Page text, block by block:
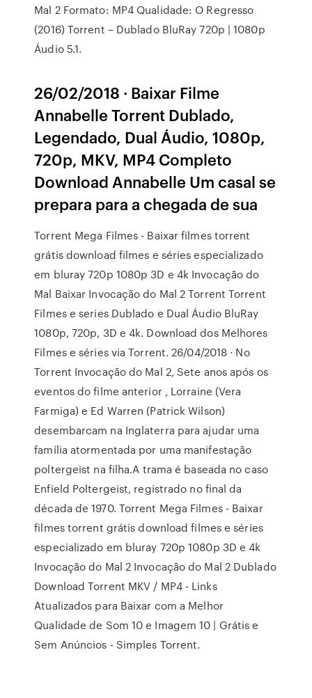
Mal 2 Formato: MP4 Qualidade: O Regresso
(2016) Torrent – Dublado BluRay 720p | 1080p
Áudio 5.1.
26/02/2018 · Baixar Filme
Annabelle Torrent Dublado,
Legendado, Dual Áudio, 1080p,
720p, MKV, MP4 Completo
Download Annabelle Um casal se
prepara para a chegada de sua
Torrent Mega Filmes - Baixar filmes torrent
grátis download filmes e séries especializado
em bluray 720p 1080p 3D e 4k Invocação do
Mal Baixar Invocação do Mal 2 Torrent Torrent
Filmes e series Dublado e Dual Áudio BluRay
1080p, 720p, 3D e 4k. Download dos Melhores
Filmes e séries via Torrent. 26/04/2018 · No
Torrent Invocação do Mal 2, Sete anos após os
eventos do filme anterior , Lorraine (Vera
Farmiga) e Ed Warren (Patrick Wilson)
desembarcam na Inglaterra para ajudar uma
família atormentada por uma manifestação
poltergeist na filha.A trama é baseada no caso
Enfield Poltergeist, registrado no final da
década de 1970. Torrent Mega Filmes - Baixar
filmes torrent grátis download filmes e séries
especializado em bluray 720p 1080p 3D e 4k
Invocação do Mal 2 Invocação do Mal 2 Dublado
Download Torrent MKV / MP4 - Links
Atualizados para Baixar com a Melhor
Qualidade de Som 10 e Imagem 10 | Grátis e
Sem Anúncios - Simples Torrent.